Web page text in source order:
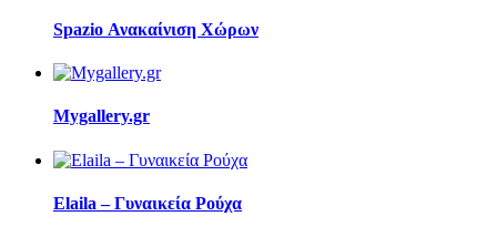
Spazio Ανακαίνιση Χώρων
Mygallery.gr
Elaila – Γυναικεία Ρούχα